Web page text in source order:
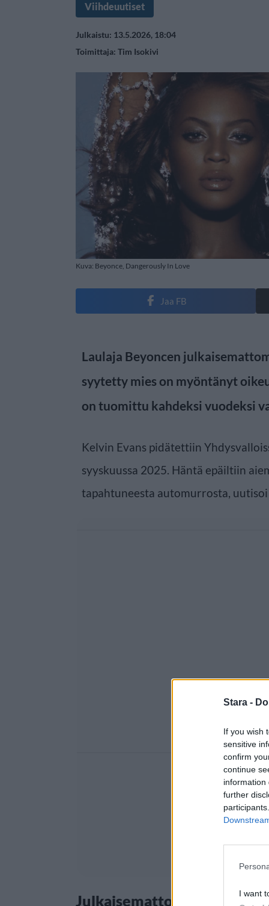
Stara -
If you wish
sensitive
confirm
continue
information
further
I want
Viihdeuutiset
Julkaistu: 13.5.2026, 18:04
Toimittaja: Tim Isokivi
Kuva: Beyonce, Dangerously In Love
Jaa FB
Laulaja Beyoncen
syytetty mies on myöntänyt
on tuomittu kahdeksi vuodeksi
Kelvin Evans pidätettiin
syyskuussa 2025. Häntä epäiltiin
tapahtuneesta automurrosta, uutisoi
Julkaisemattomat